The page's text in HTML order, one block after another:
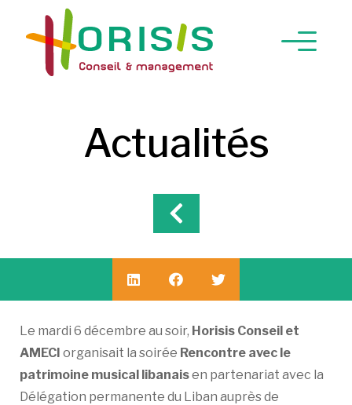
Actualités
Le mardi 6 décembre au soir, Horisis Conseil et
AMECI organisait la soirée Rencontre avec le
patrimoine musical libanaisen partenariat avec la
Délégation permanente du Liban auprès de